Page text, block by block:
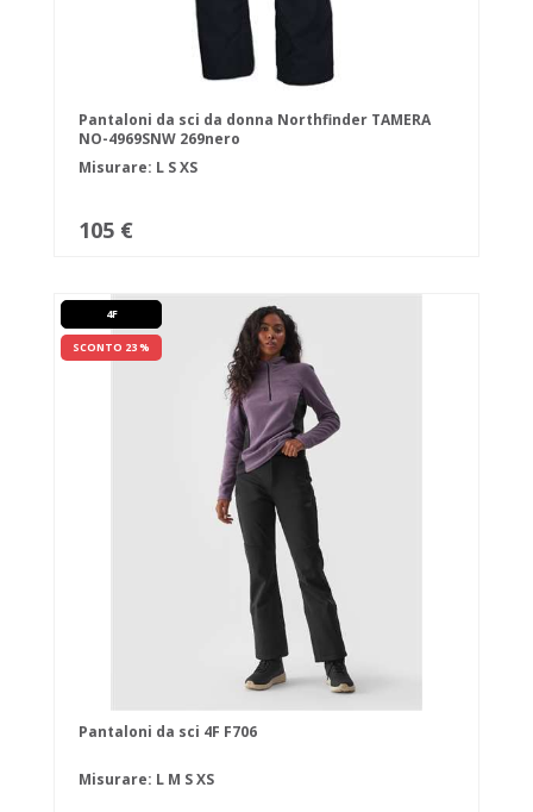
Pantaloni da sci da donna Northfinder TAMERA
NO-4969SNW 269nero
Misurare: L SXS
105 €
4F
SCONTO 23 %
Pantaloni da sci 4F F706
Misurare: L M SXS